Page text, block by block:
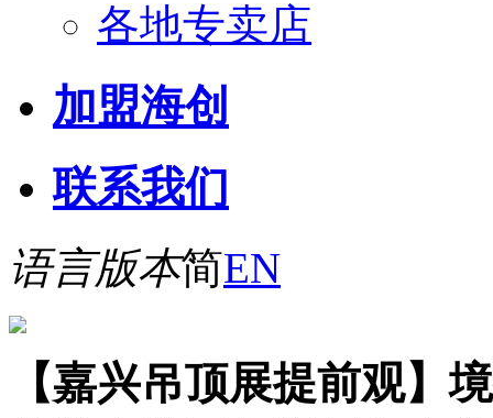
各地专卖店
加盟海创
联系我们
语言版本简EN
【嘉兴吊顶展提前观】